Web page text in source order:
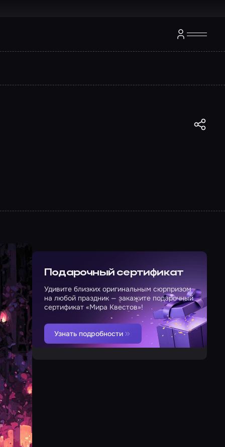
Подарочный сертификат
Удивите близких оригинальным сюрпризом
на любой праздник — закажите подарочный
сертификат «Мира Квестов»!
Узнать подробности